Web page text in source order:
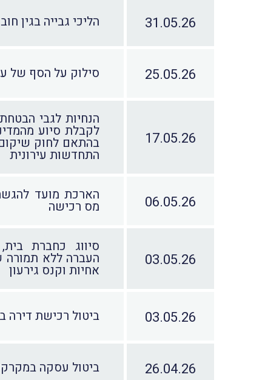
31.05.26 הליכי גבייה בגין
25.05.26 סילוק על הסף של
17.05.26
הנחיות לגבי
לקבלת סיוע
בהתאם לחוק
התחדשות עירונית
06.05.26 הארכת מועד
מס רכישה
03.05.26
סיווג כחברת
העברה ללא תמורה
אחיות וקנס גירעון
03.05.26 ביטול רכישת דירה
26.04.26 ביטול עסקה